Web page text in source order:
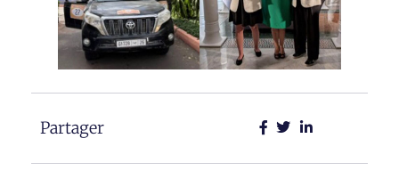
Partager